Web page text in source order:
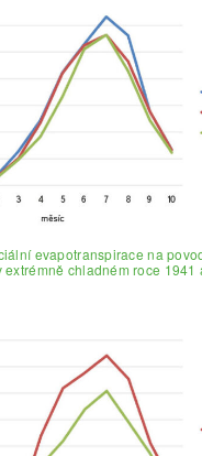
evapotranspirace na
extrémně chladném roce 1941